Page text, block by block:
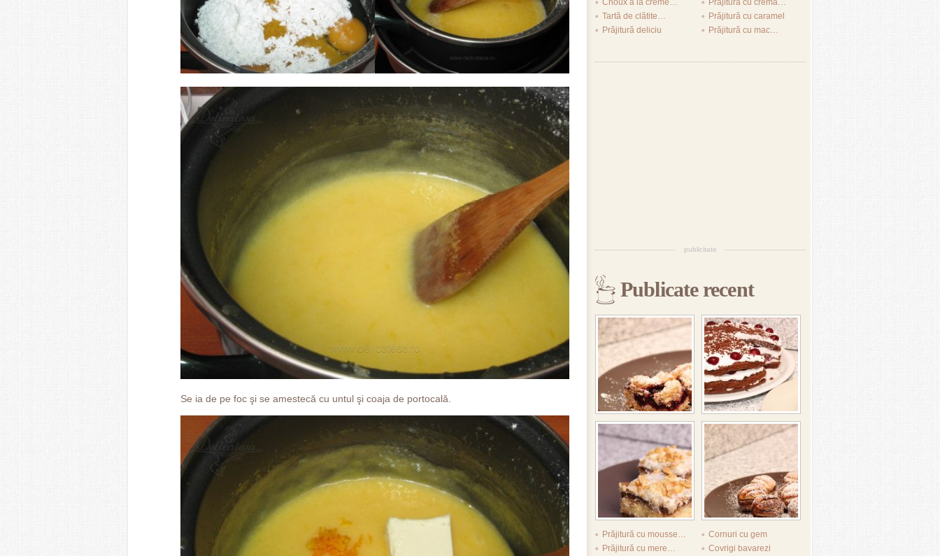
Se ia de pe foc şi se amestecă cu untul şi coaja de portocală.
Choux à la crème…
Prăjitură cu cremă…
Tartă de clătite…
Prăjitură cu caramel
Prăjitură deliciu
Prăjitură cu mac…
publicitate
Publicate recent
Prăjitură cu mousse…
Cornuri cu gem
Prăjitură cu mere…
Covrigi bavarezi